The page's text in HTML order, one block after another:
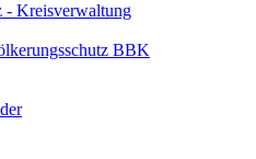
- Kreisverwaltung
BBK